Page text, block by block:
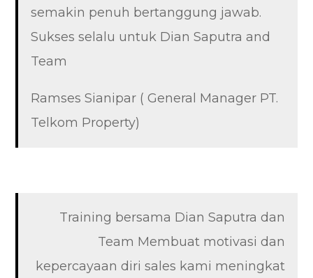
semakin penuh bertanggung jawab.
Sukses selalu untuk Dian Saputra and
Team
Ramses Sianipar ( General Manager PT.
Telkom Property)
Training bersama Dian Saputra dan
Team Membuat motivasi dan
kepercayaan diri sales kami meningkat